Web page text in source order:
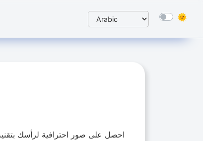
احصل على صور احترافية لرأسك